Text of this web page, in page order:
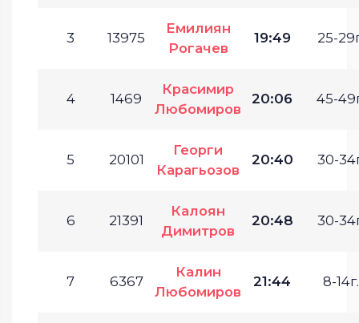
3 13975
Емилиян
Рогачев
19:49 25-
4 1469
Красимир
Любомиров
20:06 45-
5 20101
Георги
Карагьозов
20:40 30-
6 21391
Калоян
Димитров
20:48 30-
7 6367
Калин
Любомиров
21:44 8-14г.